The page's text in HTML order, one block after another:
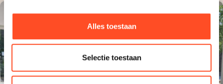
Alles toestaan
Selectie toestaan